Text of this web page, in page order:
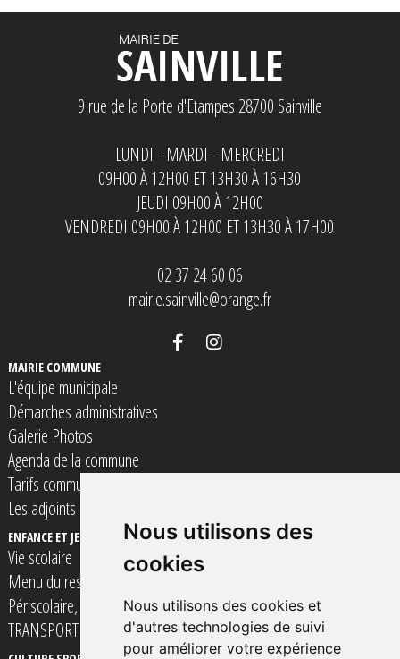
Nous utilisons des
cookies
Nous utilisons des cookies et
d'autres technologies de suivi
pour améliorer votre expérience
9 rue de la Porte d'Etampes 28700 Sainville
LUNDI - MARDI - MERCREDI
09H00 À 12H00 ET 13H30 À 16H30
JEUDI 09H00 À 12H00
VENDREDI 09H00 À 12H00 ET 13H30 À 17H00
02 37 24 60 06
mairie.sainville@orange.fr
MAIRIE COMMUNE
L'équipe municipale
Démarches administratives
Galerie Photos
Agenda de la commune
Tarifs communaux
Les adjoints
ENFANCE ET JEUNESSE
Vie scolaire
Menu du restaurant scolaire
Périscolaire, Accueil de loisirs et Espace Jeunes
TRANSPORT SCOLAIRE